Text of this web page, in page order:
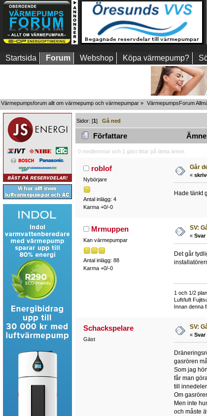
Startsida Forum Webshop Köpa värmepump?
Värmepumpsforum allt om värmepump och värmepumpar » VärmepumpsForum
Sidor: [1]Gå ned
Författare
0 medlemmar och 1 gäst tittar på detta ämne.
roblof
Nybörjare
Antal inlägg: 4
Karma +0/-0
Går
«
Hade tänkt
Mrmuppen
Kan värmepumpar
Antal inlägg: 88
Karma +0/-0
SV:
« Svar
Det går
1 och 1/2
Luft/luft
Innan denna
Schackspelare
Gäst
SV:
« Svar
gasrören
Som jag
får man
till
Om
Men inte
och måste